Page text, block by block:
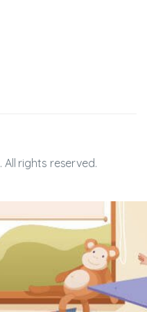
. All rights reserved.